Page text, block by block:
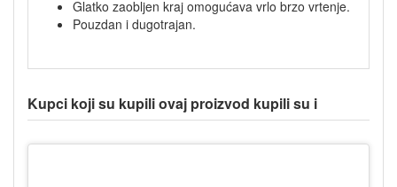
Glatko zaobljen kraj omogućava vrlo brzo vrtenje.
Pouzdan i dugotrajan.
Kupci koji su kupili ovaj proizvod kupili su i